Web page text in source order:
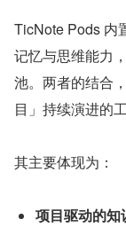
TicNote Pods 内
记忆与思维能力
池。两者的结合
目」持续演进的
其主要体现为：
项目驱动的知